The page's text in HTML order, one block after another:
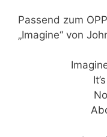
Passend zum
„Imagine“ von